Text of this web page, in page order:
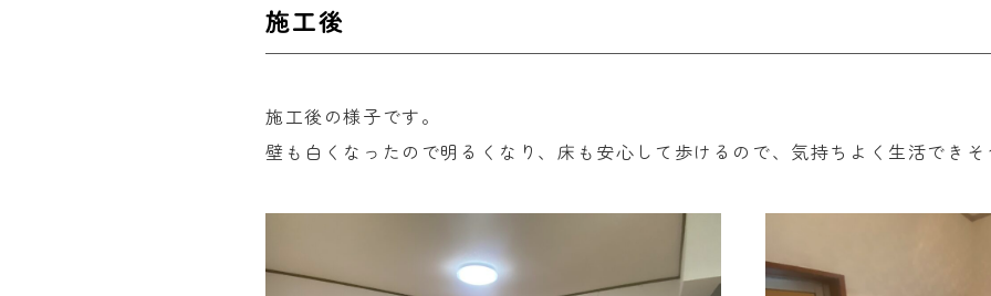
施工後
施工後の様子です。
壁も白くなったので明るくなり、床も安心して歩けるので、気持ちよく生活でき